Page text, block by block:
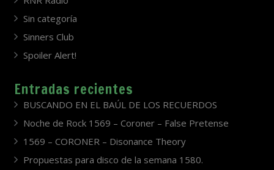
Sin categoría
Sinners Club
Spoiler Alert!
Entradas recientes
BUSCANDO EN EL BAÚL DE LOS RECUERDOS
Noche de Rock 1569 – Coroner – False Pretense
1569 – CORONER – Disonance Theory
Propuestas para disco de la semana 1580.